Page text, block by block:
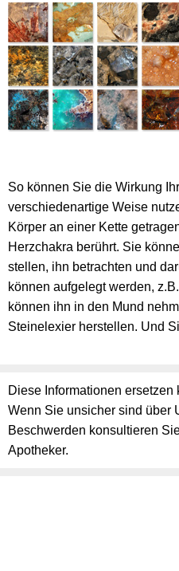
So können Sie die Wirkung
verschiedenartige Weise
Körper an einer Kette
Herzchakra berührt. Sie
stellen, ihn betrachten und
können aufgelegt werden,
können ihn in den Mund
Steinelexier herstellen. Und
Diese Informationen
Wenn Sie unsicher sind über
Beschwerden konsultieren
Apotheker.